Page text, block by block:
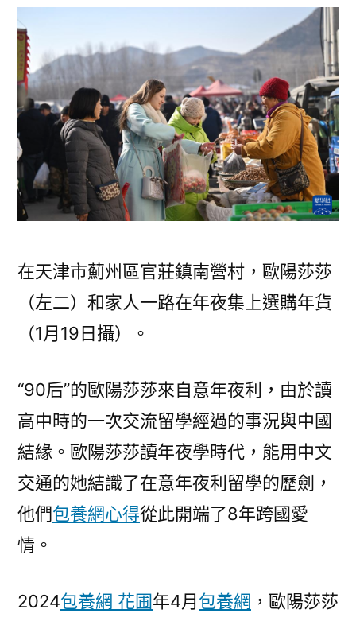
婦”
山
村
新
年
_
查
包
養
中
國
在天津市薊州區官莊鎮南營村，歐陽莎莎
（左二）和家人一路在年夜集上選購年貨
（1月19日攝）。
“90后”的歐陽莎莎來自意年夜利，由於讀
高中時的一次交流留學經過的事況與中國
結緣。歐陽莎莎讀年夜學時代，能用中文
交通的她結識了在意年夜利留學的歷劍，
他們包養網心得從此開端了8年跨國愛
情。
2024包養網 花圃年4月 包養網 ，歐陽莎莎